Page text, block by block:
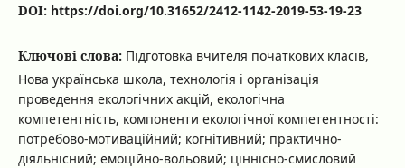
DOI: https://doi.org/10.31652/2412-1142-2019-53-19-23
Ключові слова: Підготовка вчителя початкових класів,
Нова українська школа, технологія і організація
проведення екологічних акцій, екологічна
компетентність, компоненти екологічної компетентності:
потребово-мотиваційний; когнітивний; практично-
діяльнісний; емоційно-вольовий; ціннісно-смисловий